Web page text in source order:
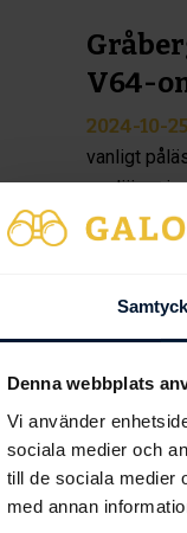
Denna webbplats
Vi använder
sociala medier och
till de sociala medier
med annan
V64-
2024-10-25
vanligt
avslöjar
drag ha...
2024-10-22
vi haft
annat de